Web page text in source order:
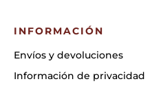
INFORMACIÓN
Envíos y devoluciones
Información de privacidad